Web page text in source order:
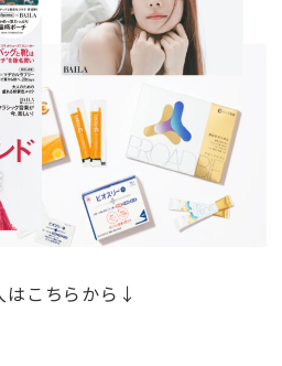
はこちらから↓